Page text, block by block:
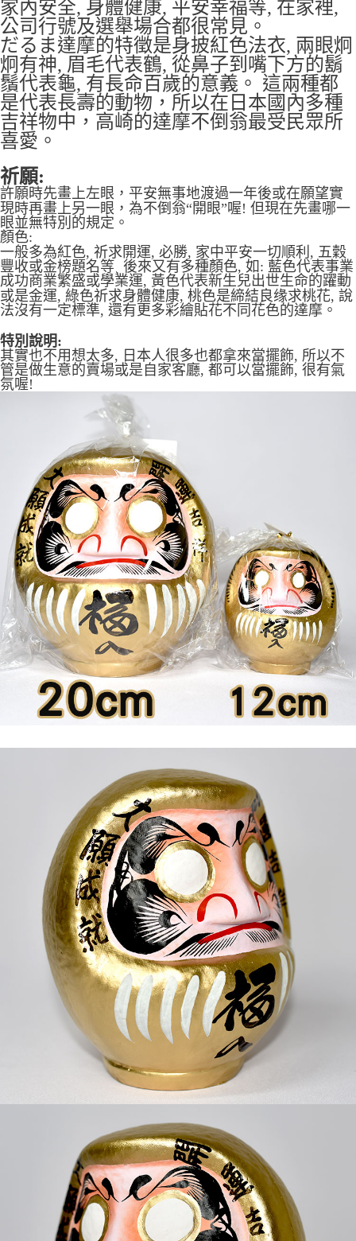
家內安全, 身體健康, 平安幸福等, 在家裡,
公司行號及選舉場合都很常見。
だるま達摩的特徵是身披紅色法衣, 兩眼炯
炯有神, 眉毛代表鶴, 從鼻子到嘴下方的鬍
鬚代表龜, 有長命百歲的意義。 這兩種都
是代表長壽的動物，所以在日本國內多種
吉祥物中，高崎的達摩不倒翁最受民眾所
喜愛。
祈願:
許願時先畫上左眼，平安無事地渡過一年後或在願望實
現時再畫上另一眼，為不倒翁“開眼”喔! 但現在先畫哪一
眼並無特別的規定。
顏色:
一般多為紅色, 祈求開運, 必勝, 家中平安一切順利, 五穀
豐收或金榜題名等¸ 後來又有多種顏色, 如: 藍色代表事業
成功商業繁盛或學業運, 黃色代表新生兒出世生命的躍動
或是金運, 綠色祈求身體健康, 桃色是締結良缘求桃花, 說
法沒有一定標準, 還有更多彩繪貼花不同花色的達摩。
特別說明:
其實也不用想太多, 日本人很多也都拿來當擺飾, 所以不
管是做生意的賣場或是自家客廳, 都可以當擺飾, 很有氣
氛喔!